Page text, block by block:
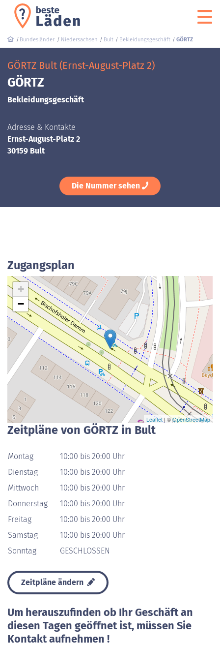
Bundesländer Niedersachsen Bult Bekleidungsgeschäft GÖRTZ
GÖRTZ Bult (Ernst-August-Platz 2)
GÖRTZ
Bekleidungsgeschäft
Adresse & Kontakte
Ernst-August-Platz 2
30159 Bult
Die Nummer sehen
Zugangsplan
+
−
Leaflet | ©OpenStreetMap
Zeitpläne von GÖRTZ in Bult
Montag
10:00 bis 20:00 Uhr
Dienstag
10:00 bis 20:00 Uhr
Mittwoch
10:00 bis 20:00 Uhr
Donnerstag
10:00 bis 20:00 Uhr
Freitag
10:00 bis 20:00 Uhr
Samstag
10:00 bis 20:00 Uhr
Sonntag
GESCHLOSSEN
Zeitpläne ändern
Um herauszufinden ob Ihr Geschäft an
diesen Tagen geöffnet ist, müssen Sie
Kontakt aufnehmen !